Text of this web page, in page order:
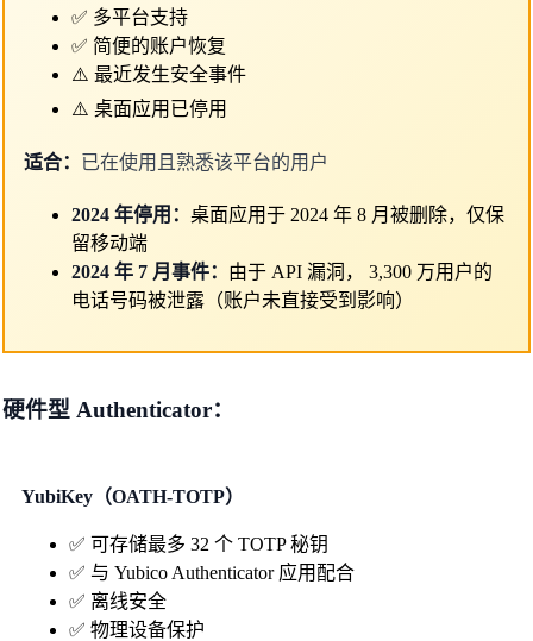
✅ 多平台支持
✅ 简便的账户恢复
⚠️ 最近发生安全事件
⚠️ 桌面应用已停用
适合： 已在使用且熟悉该平台的用户
2024 年停用： 桌面应用于 2024 年 8 月被删除，仅保
留移动端
2024 年 7 月事件： 由于 API 漏洞， 3,300 万用户的
电话号码被泄露（账户未直接受到影响）
硬件型 Authenticator：
YubiKey（OATH-TOTP）
✅ 可存储最多 32 个 TOTP 秘钥
✅ 与 Yubico Authenticator 应用配合
✅ 离线安全
✅ 物理设备保护